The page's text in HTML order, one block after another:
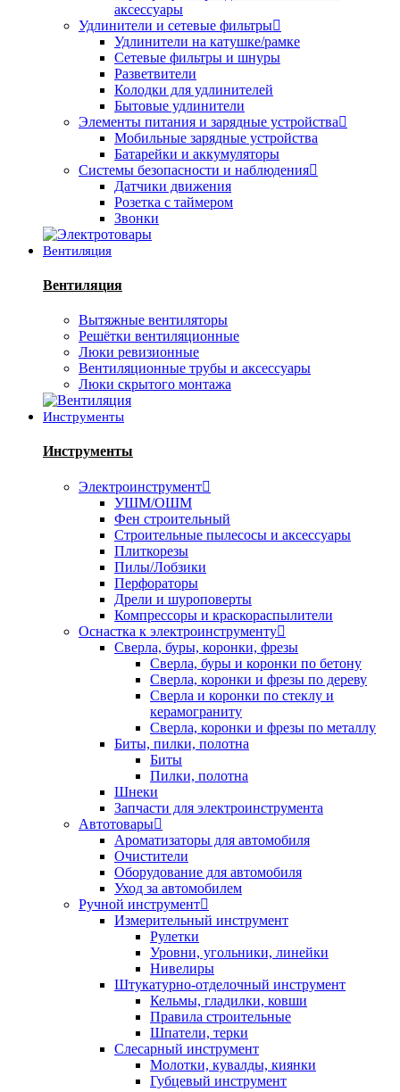
аксессуары
Удлинители и сетевые фильтры
Удлинители на катушке/рамке
Сетевые фильтры и шнуры
Разветвители
Колодки для удлинителей
Бытовые удлинители
Элементы питания и зарядные устройства
Мобильные зарядные устройства
Батарейки и аккумуляторы
Системы безопасности и наблюдения
Датчики движения
Розетка с таймером
Звонки
Вентиляция
Вентиляция
Вытяжные вентиляторы
Решётки вентиляционные
Люки ревизионные
Вентиляционные трубы и аксессуары
Люки скрытого монтажа
Инструменты
Инструменты
Электроинструмент
УШМ/ОШМ
Фен строительный
Строительные пылесосы и аксессуары
Плиткорезы
Пилы/Лобзики
Перфораторы
Дрели и шуроповерты
Компрессоры и краскораспылители
Оснастка к электроинструменту
Сверла, буры, коронки, фрезы
Сверла, буры и коронки по бетону
Сверла, коронки и фрезы по дереву
Сверла и коронки по стеклу и
керамограниту
Сверла, коронки и фрезы по металлу
Биты, пилки, полотна
Биты
Пилки, полотна
Шнеки
Запчасти для электроинструмента
Автотовары
Ароматизаторы для автомобиля
Очистители
Оборудование для автомобиля
Уход за автомобилем
Ручной инструмент
Измерительный инструмент
Рулетки
Уровни, угольники, линейки
Нивелиры
Штукатурно-отделочный инструмент
Кельмы, гладилки, ковши
Правила строительные
Шпатели, терки
Слесарный инструмент
Молотки, кувалды, киянки
Губцевый инструмент